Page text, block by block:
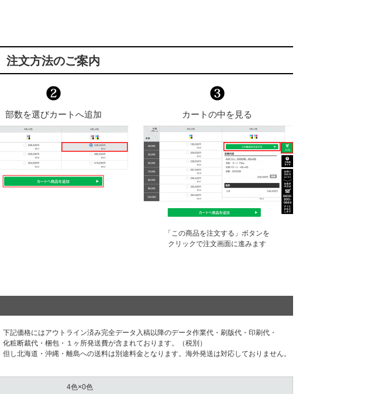
注文方法のご案内
部数を選びカートへ追加 カートの中を見る
「この商品を注文する」ボタンを
クリックで注文画面に進みます
下記価格にはアウトライン済み完全データ⼊稿以降のデータ作業代・刷版代・印刷代・
化粧断裁代・梱包・１ヶ所発送費が含まれております。（税別）
但し北海道・沖縄・離島への送料は別途料⾦となります。海外発送は対応しておりません。
4色×0色